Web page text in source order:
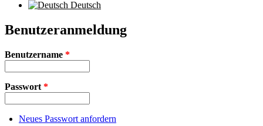
Deutsch
Benutzeranmeldung
Benutzername *
Passwort *
Neues Passwort anfordern